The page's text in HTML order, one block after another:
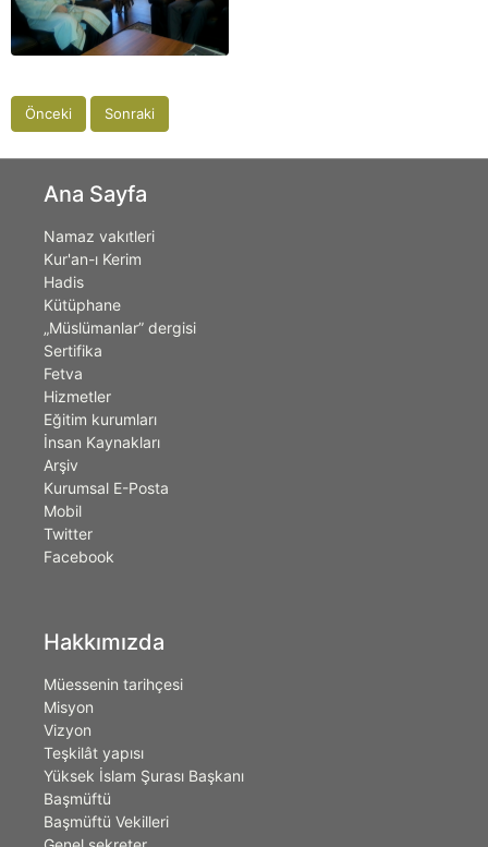
Önceki Sonraki
Ana Sayfa
Namaz vakıtleri
Kur'an-ı Kerim
Hadis
Kütüphane
„Müslümanlar” dergisi
Sertifika
Fetva
Hizmetler
Eğitim kurumları
İnsan Kaynakları
Arşiv
Kurumsal E-Posta
Mobil
Twitter
Facebook
Hakkımızda
Müessenin tarihçesi
Misyon
Vizyon
Teşkilât yapısı
Yüksek İslam Şurası Başkanı
Başmüftü
Başmüftü Vekilleri